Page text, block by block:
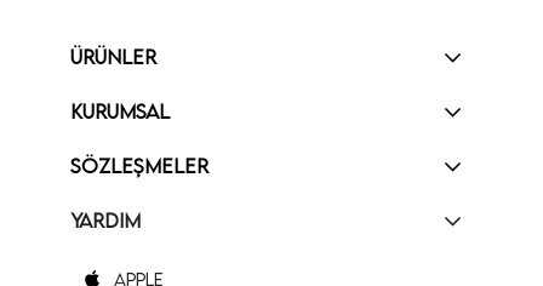
ÜRÜNLER
KURUMSAL
SÖZLEŞMELER
YARDIM
Apple